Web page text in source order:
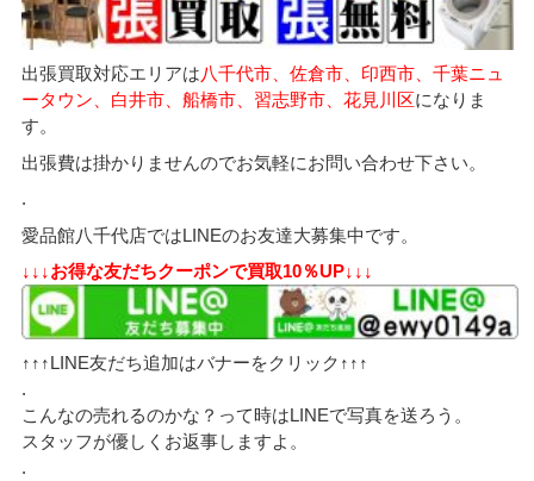
出張買取対応エリアは八千代市、佐倉市、印西市、千葉ニュ
ータウン、白井市、船橋市、習志野市、花見川区になりま
す。
出張費は掛かりませんのでお気軽にお問い合わせ下さい。
.
愛品館八千代店ではLINEのお友達大募集中です。
↓↓↓お得な友だちクーポンで買取10％UP↓↓↓
↑↑↑LINE友だち追加はバナーをクリック↑↑↑
.
こんなの売れるのかな？って時はLINEで写真を送ろう。
スタッフが優しくお返事しますよ。
.